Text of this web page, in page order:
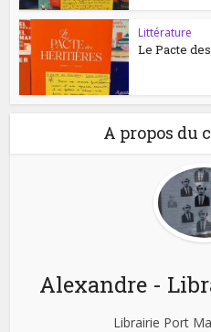
Littérature
Le Pacte
A propos du
Alexandre -
Librairie Port